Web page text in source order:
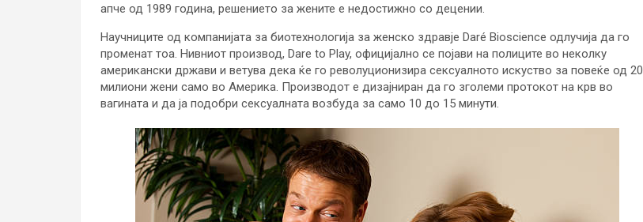
апче од 1989 година, решението за жените е недостижно со децении.
Научниците од компанијата за биотехнологија за женско здравје Daré Bioscience одлучија да го
променат тоа. Нивниот производ, Dare to Play, официјално се појави на полиците во неколку
американски држави и ветува дека ќе го револуционизира сексуалното искуство за повеќе од 20
милиони жени само во Америка. Производот е дизајниран да го зголеми протокот на крв во
вагината и да ја подобри сексуалната возбуда за само 10 до 15 минути.